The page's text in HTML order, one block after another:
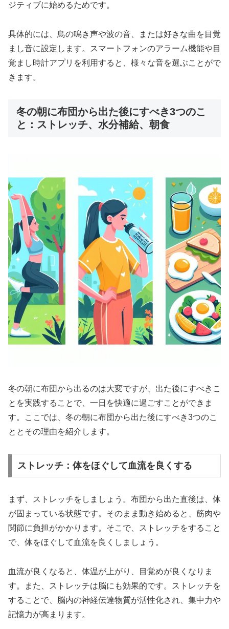
ジティブに始めるためです。
具体的には、鳥の鳴き声や波の音、または好きな曲を目覚
まし音に設定します。スマートフォンのアラーム機能や目
覚まし時計アプリを利用すると、様々な音を選ぶことがで
きます。
冬の朝に布団から出た後にすべき3つのこ
と：ストレッチ、水分補給、朝食
冬の朝に布団から出るのは大変ですが、出た後にすべきこ
とを実践することで、一日を快適に過ごすことができま
す。ここでは、冬の朝に布団から出た後にすべき3つのこ
ととその理由を紹介します。
ストレッチ：体をほぐして血流を良くする
まず、ストレッチをしましょう。布団から出た直後は、体
が固まっている状態です。そのまま動き始めると、筋肉や
関節に負担がかかります。そこで、ストレッチをすること
で、体をほぐして血流を良くしましょう。
血流が良くなると、体温が上がり、目覚めが良くなりま
す。また、ストレッチは脳にも効果的です。ストレッチを
することで、脳内の神経伝達物質が活性化され、集中力や
記憶力が高まります。